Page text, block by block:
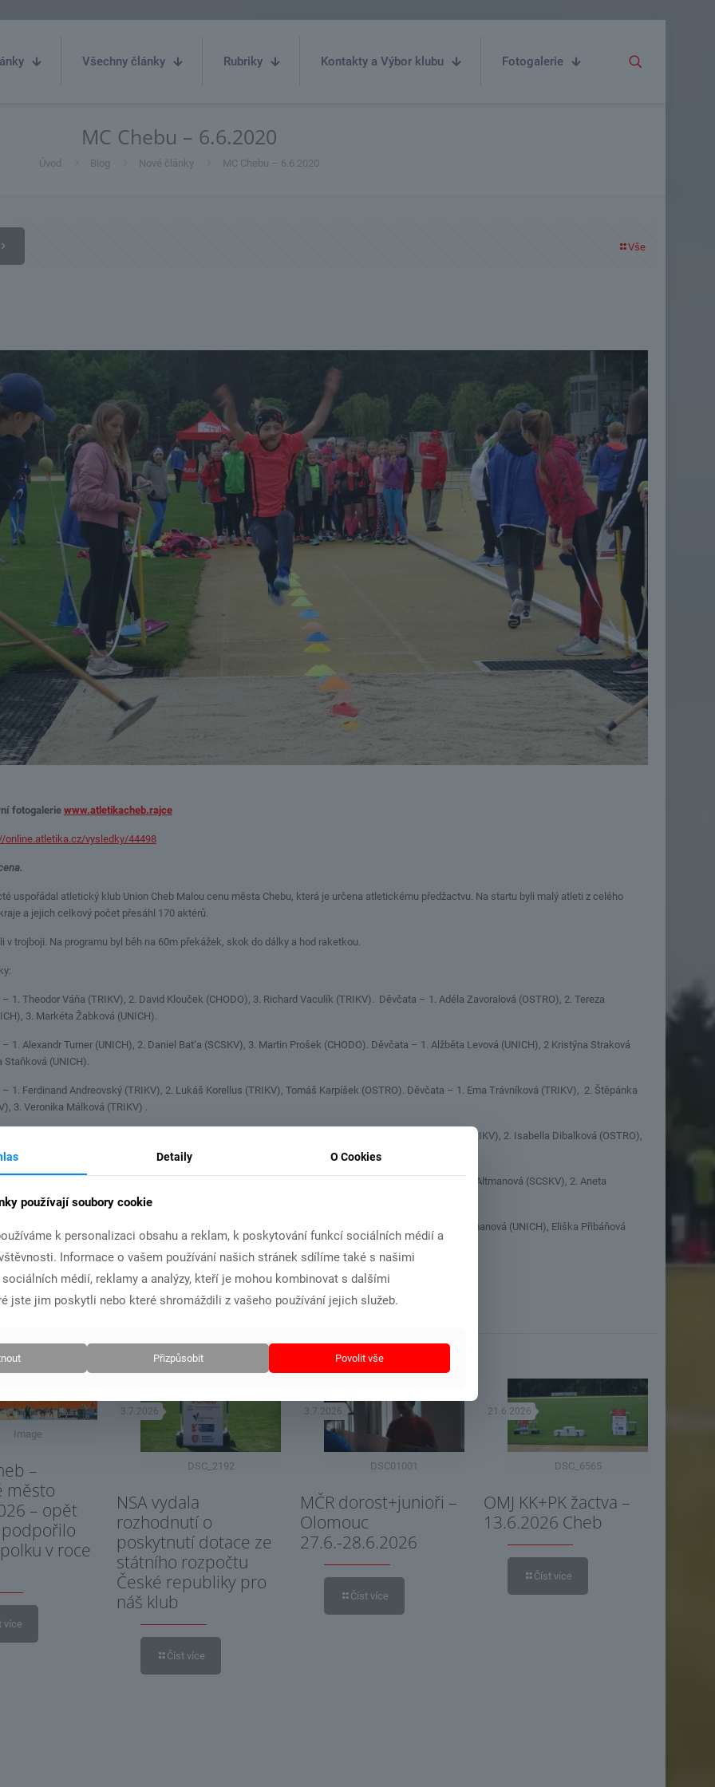
Všechny články Rubriky Kontakty a Výbor klubu Fotogalerie
MC Chebu – 6.6.2020
Úvod Blog Nové články MC Chebu – 6.6.2020
Vše
fotogalerie www.atletikacheb.rajce
online.atletika.cz/vysledky/44498
uspořádal atletický klub Union Cheb Malou cenu města Chebu, která je určena atletickému předžactvu. Na startu byli malý atleti z celého
a jejich celkový počet přesáhl 170 aktérů.
trojboji. Na programu byl běh na 60m překážek, skok do dálky a hod raketkou.
– 1. Theodor Váňa (TRIKV), 2. David Klouček (CHODO), 3. Richard Vaculík (TRIKV). Děvčata – 1. Adéla Zavoralová (OSTRO), 2. Tereza
3. Markéta Žabková (UNICH).
– 1. Alexandr Turner (UNICH), 2. Daniel Bat‘a (SCSKV), 3. Martin Prošek (CHODO). Děvčata – 1. Alžběta Levová (UNICH), 2 Kristýna Straková
Staňková (UNICH).
– 1. Ferdinand Andreovský (TRIKV), 2. Lukáš Korellus (TRIKV), Tomáš Karpíšek (OSTRO). Děvčata – 1. Ema Trávníková (TRIKV), 2. Štěpánka
3. Veronika Málková (TRIKV) .
– 1. Šimon Laža (OSTRO), 2. Dan Müller (TRIKV), 3. Adam Sunek (TRIKV). Děvčata – 1. Nicole Kůsová (TRIKV), 2. Isabella Dibalková (OSTRO),
(OSTRO).
– 1. Adam Aišman (UNICH), 2. Jakub Kopecký (CHODO), 3. Vít Zikmund (CHODO). Děvčata – 1. Veronika Altmanová (SCSKV), 2. Aneta
3. Alena Hrubá (UNICH).
– Alex Macholán (UNICH), 2. Martin Huml (UNICH), 3. Kryštof Kriegstein (OSTRO). Děvčata 1. Kristýna Hamanová (UNICH), Eliška Přibáňová
Petriková (UNICH.
malých nadějí atletiky bude mítink ve čtvrtek 26.6, v Karlových Varech.
Image
–
město
– opět
v roce
více
DSC_2192
3.7.2026
NSA vydala
rozhodnutí o
poskytnutí dotace ze
státního rozpočtu
České republiky pro
náš klub
Číst více
DSC01001
3.7.2026
MČR dorost+junioři –
Olomouc
27.6.-28.6.2026
Číst více
DSC_6565
21.6.2026
OMJ KK+PK žactva –
13.6.2026 Cheb
Číst více
Detaily O Cookies
používají soubory cookie
k personalizaci obsahu a reklam, k poskytování funkcí sociálních médií a
Informace o vašem používání našich stránek sdílíme také s našimi
médií, reklamy a analýzy, kteří je mohou kombinovat s dalšími
jste jim poskytli nebo které shromáždili z vašeho používání jejich služeb.
Přizpůsobit Povolit vše